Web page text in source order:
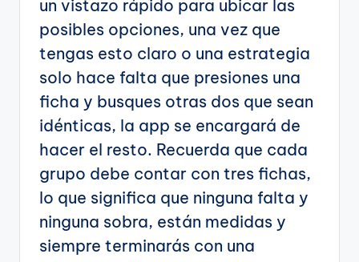
un vistazo rápido para ubicar las
posibles opciones, una vez que
tengas esto claro o una estrategia
solo hace falta que presiones una
ficha y busques otras dos que sean
idénticas, la app se encargará de
hacer el resto. Recuerda que cada
grupo debe contar con tres fichas,
lo que significa que ninguna falta y
ninguna sobra, están medidas y
siempre terminarás con una